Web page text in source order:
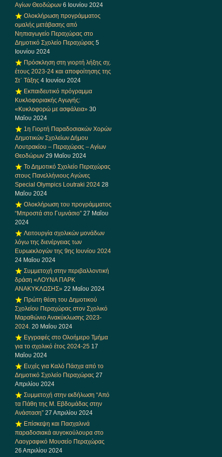
Αγίων Θεοδώρων 6 Ιουνίου 2024
Ολοκλήρωση προγράμματος
ομαλής μετάβασης από
Νηπιαγωγείο Περαχώρας στο
Δημοτικό Σχολείο Περαχώρας 5
Ιουνίου 2024
Πρόσκληση στη γιορτή λήξης σχ.
έτους 2023-24 και αποφοίτησης της
Στ΄ Τάξης 4 Ιουνίου 2024
Εκπαιδευτικό πρόγραμμα
Κυκλοφοριακής Αγωγής:
«Κυκλοφορώ με ασφάλεια» 30
Μαΐου 2024
1η Γιορτή Παραδοσιακών Χορών
Δημοτικών Σχολείων Δήμου
Λουτρακίου – Περαχώρας – Αγίων
Θεοδώρων 29 Μαΐου 2024
Το Δημοτικό Σχολείο Περαχώρας
στους Πανελλήνιους Αγώνες
Special Olympics Loutraki 2024 28
Μαΐου 2024
Ολοκλήρωση του προγράμματος
“Μπροστά στο Γυμνάσιο” 27 Μαΐου
2024
Λειτουργία σχολικών μονάδων
λόγω της διενέργειας των
Ευρωεκλογών της 9ης Ιουνίου 2024
24 Μαΐου 2024
Συμμετοχή στην περιβαλλοντική
δράση «ΛΟΥΝΑ ΠΑΡΚ
ΑΝΑΚΥΚΛΩΣΗΣ» 22 Μαΐου 2024
Πρώτη θέση του Δημοτικού
Σχολείου Περαχώρας στον Σχολικό
Μαραθώνιο Ανακύκλωσης 2023-
2024. 20 Μαΐου 2024
Εγγραφές στο Ολοήμερο Τμήμα
για το σχολικό έτος 2024-25 17
Μαΐου 2024
Ευχές για Καλό Πάσχα από το
Δημοτικό Σχολείο Περαχώρας 27
Απριλίου 2024
Συμμετοχή στην εκδήλωση “Από
τα Πάθη της Μ. Εβδομάδας στην
Ανάσταση” 27 Απριλίου 2024
Επίσκεψη και Πασχαλινά
παραδοσιακά αυγοκούλουρα στο
Λαογραφικό Μουσείο Περαχώρας
26 Απριλίου 2024